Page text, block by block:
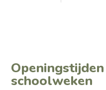
schoolweken